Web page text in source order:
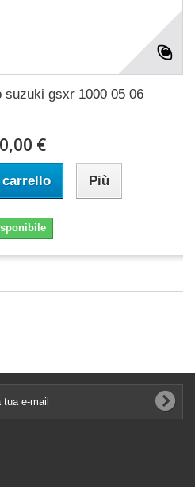
suzuki gsxr 1000 05 06
€
Più